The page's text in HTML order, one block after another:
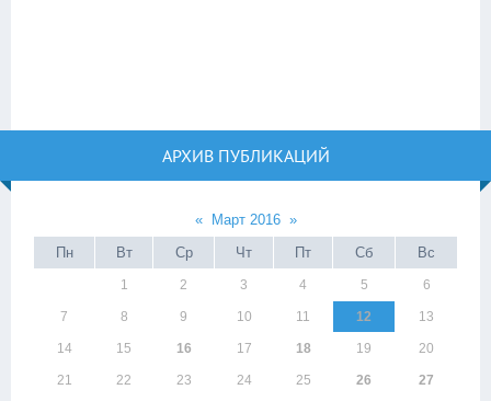
АРХИВ ПУБЛИКАЦИЙ
« Март 2016 »
Пн
Вт Ср Чт Пт Сб Вс
1 2 3 4 5 6
7 8 9 10 11 12 13
14 15 16 17 18 19 20
21 22 23 24 25 26 27